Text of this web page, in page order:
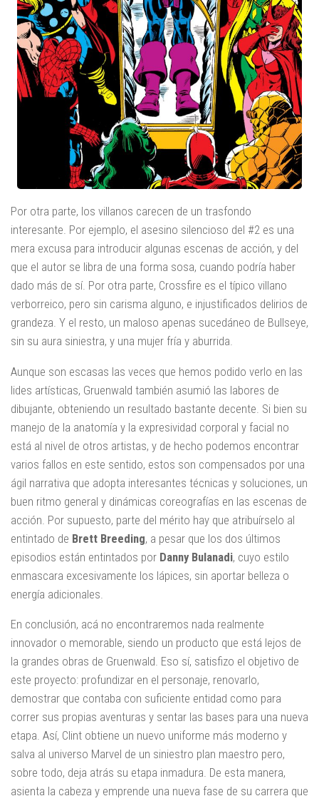
Por otra parte, los villanos carecen de un trasfondo
interesante. Por ejemplo, el asesino silencioso del #2 es una
mera excusa para introducir algunas escenas de acción, y del
que el autor se libra de una forma sosa, cuando podría haber
dado más de sí. Por otra parte, Crossfire es el típico villano
verborreico, pero sin carisma alguno, e injustificados delirios de
grandeza. Y el resto, un maloso apenas sucedáneo de Bullseye,
sin su aura siniestra, y una mujer fría y aburrida.
Aunque son escasas las veces que hemos podido verlo en las
lides artísticas, Gruenwald también asumió las labores de
dibujante, obteniendo un resultado bastante decente. Si bien su
manejo de la anatomía y la expresividad corporal y facial no
está al nivel de otros artistas, y de hecho podemos encontrar
varios fallos en este sentido, estos son compensados por una
ágil narrativa que adopta interesantes técnicas y soluciones, un
buen ritmo general y dinámicas coreografías en las escenas de
acción. Por supuesto, parte del mérito hay que atribuírselo al
entintado de Brett Breeding, a pesar que los dos últimos
episodios están entintados por Danny Bulanadi, cuyo estilo
enmascara excesivamente los lápices, sin aportar belleza o
energía adicionales.
En conclusión, acá no encontraremos nada realmente
innovador o memorable, siendo un producto que está lejos de
la grandes obras de Gruenwald. Eso sí, satisfizo el objetivo de
este proyecto: profundizar en el personaje, renovarlo,
demostrar que contaba con suficiente entidad como para
correr sus propias aventuras y sentar las bases para una nueva
etapa. Así, Clint obtiene un nuevo uniforme más moderno y
salva al universo Marvel de un siniestro plan maestro pero,
sobre todo, deja atrás su etapa inmadura. De esta manera,
asienta la cabeza y emprende una nueva fase de su carrera que